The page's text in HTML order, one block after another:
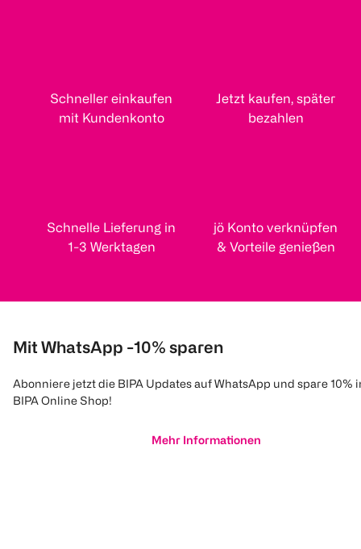
Schneller einkaufen
mit Kundenkonto
Jetzt kaufen, später
bezahlen
Schnelle Lieferung in
1-3 Werktagen
jö Konto verknüpfen
& Vorteile genießen
Mit WhatsApp -10% sparen
Abonniere jetzt die BIPA Updates auf WhatsApp und spare 10%
BIPA Online Shop!
Mehr Informationen